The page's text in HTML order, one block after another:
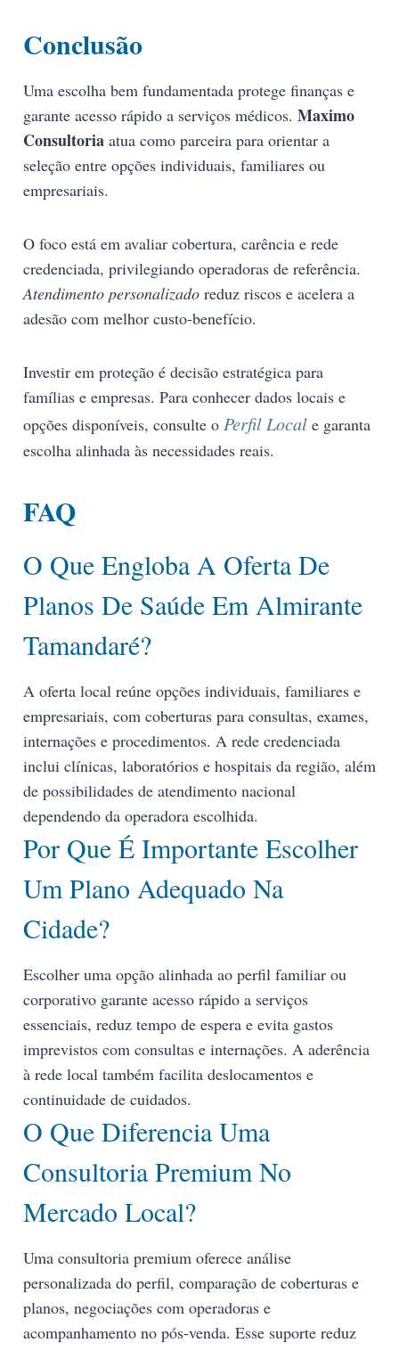
Conclusão
Uma escolha bem fundamentada protege finanças e
garante acesso rápido a serviços médicos. Maximo
Consultoria atua como parceira para orientar a
seleção entre opções individuais, familiares ou
empresariais.
O foco está em avaliar cobertura, carência e rede
credenciada, privilegiando operadoras de referência.
Atendimento personalizado reduz riscos e acelera a
adesão com melhor custo-benefício.
Investir em proteção é decisão estratégica para
famílias e empresas. Para conhecer dados locais e
opções disponíveis, consulte o Perfil Local e garanta
escolha alinhada às necessidades reais.
FAQ
O Que Engloba A Oferta De
Planos De Saúde Em Almirante
Tamandaré?
A oferta local reúne opções individuais, familiares e
empresariais, com coberturas para consultas, exames,
internações e procedimentos. A rede credenciada
inclui clínicas, laboratórios e hospitais da região, além
de possibilidades de atendimento nacional
dependendo da operadora escolhida.
Por Que É Importante Escolher
Um Plano Adequado Na
Cidade?
Escolher uma opção alinhada ao perfil familiar ou
corporativo garante acesso rápido a serviços
essenciais, reduz tempo de espera e evita gastos
imprevistos com consultas e internações. A aderência
à rede local também facilita deslocamentos e
continuidade de cuidados.
O Que Diferencia Uma
Consultoria Premium No
Mercado Local?
Uma consultoria premium oferece análise
personalizada do perfil, comparação de coberturas e
planos, negociações com operadoras e
acompanhamento no pós-venda. Esse suporte reduz